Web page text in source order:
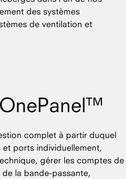
des systèmes
de ventilation et
complet à partir duquel
et ports individuellement,
gérer les comptes de
la bande-passante,